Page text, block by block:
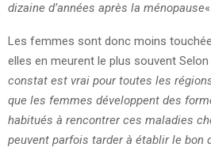
dizaine d’années après la ménopause
Les femmes sont donc moins
elles en meurent le plus souvent Selon
constat est vrai pour toutes les
que les femmes développent des
habitués à rencontrer ces maladies
peuvent parfois tarder à établir le bon